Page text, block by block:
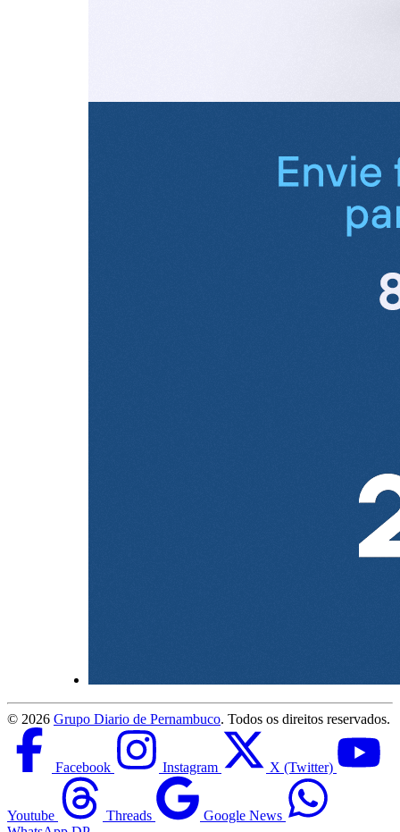
© 2026 Grupo Diario de Pernambuco. Todos os direitos reservados.
Facebook Instagram X (Twitter)
Youtube Threads
Google News